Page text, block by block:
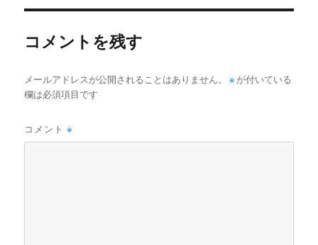
コメントを残す
メールアドレスが公開されることはありません。 ※が付いている
欄は必須項目です
コメント※